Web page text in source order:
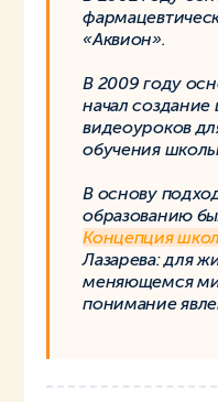
«Аквион».
В 2009 году
начал
видеоуроков
обучения
В основу
образованию
Концепция
Лазарева: для
меняющемся
понимание